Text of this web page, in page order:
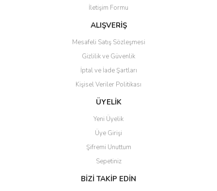
Ürün fiyatı diğer sitelerden daha pahalı.
Bu ürüne benzer farklı alternatifler olmalı.
Gönder
İletişim Formu
ALIŞVERİŞ
Mesafeli Satış Sözleşmesi
Gizlilik ve Güvenlik
İptal ve İade Şartları
Kişisel Veriler Politikası
ÜYELİK
Yeni Üyelik
Üye Girişi
Şifremi Unuttum
Sepetiniz
BİZİ TAKİP EDİN